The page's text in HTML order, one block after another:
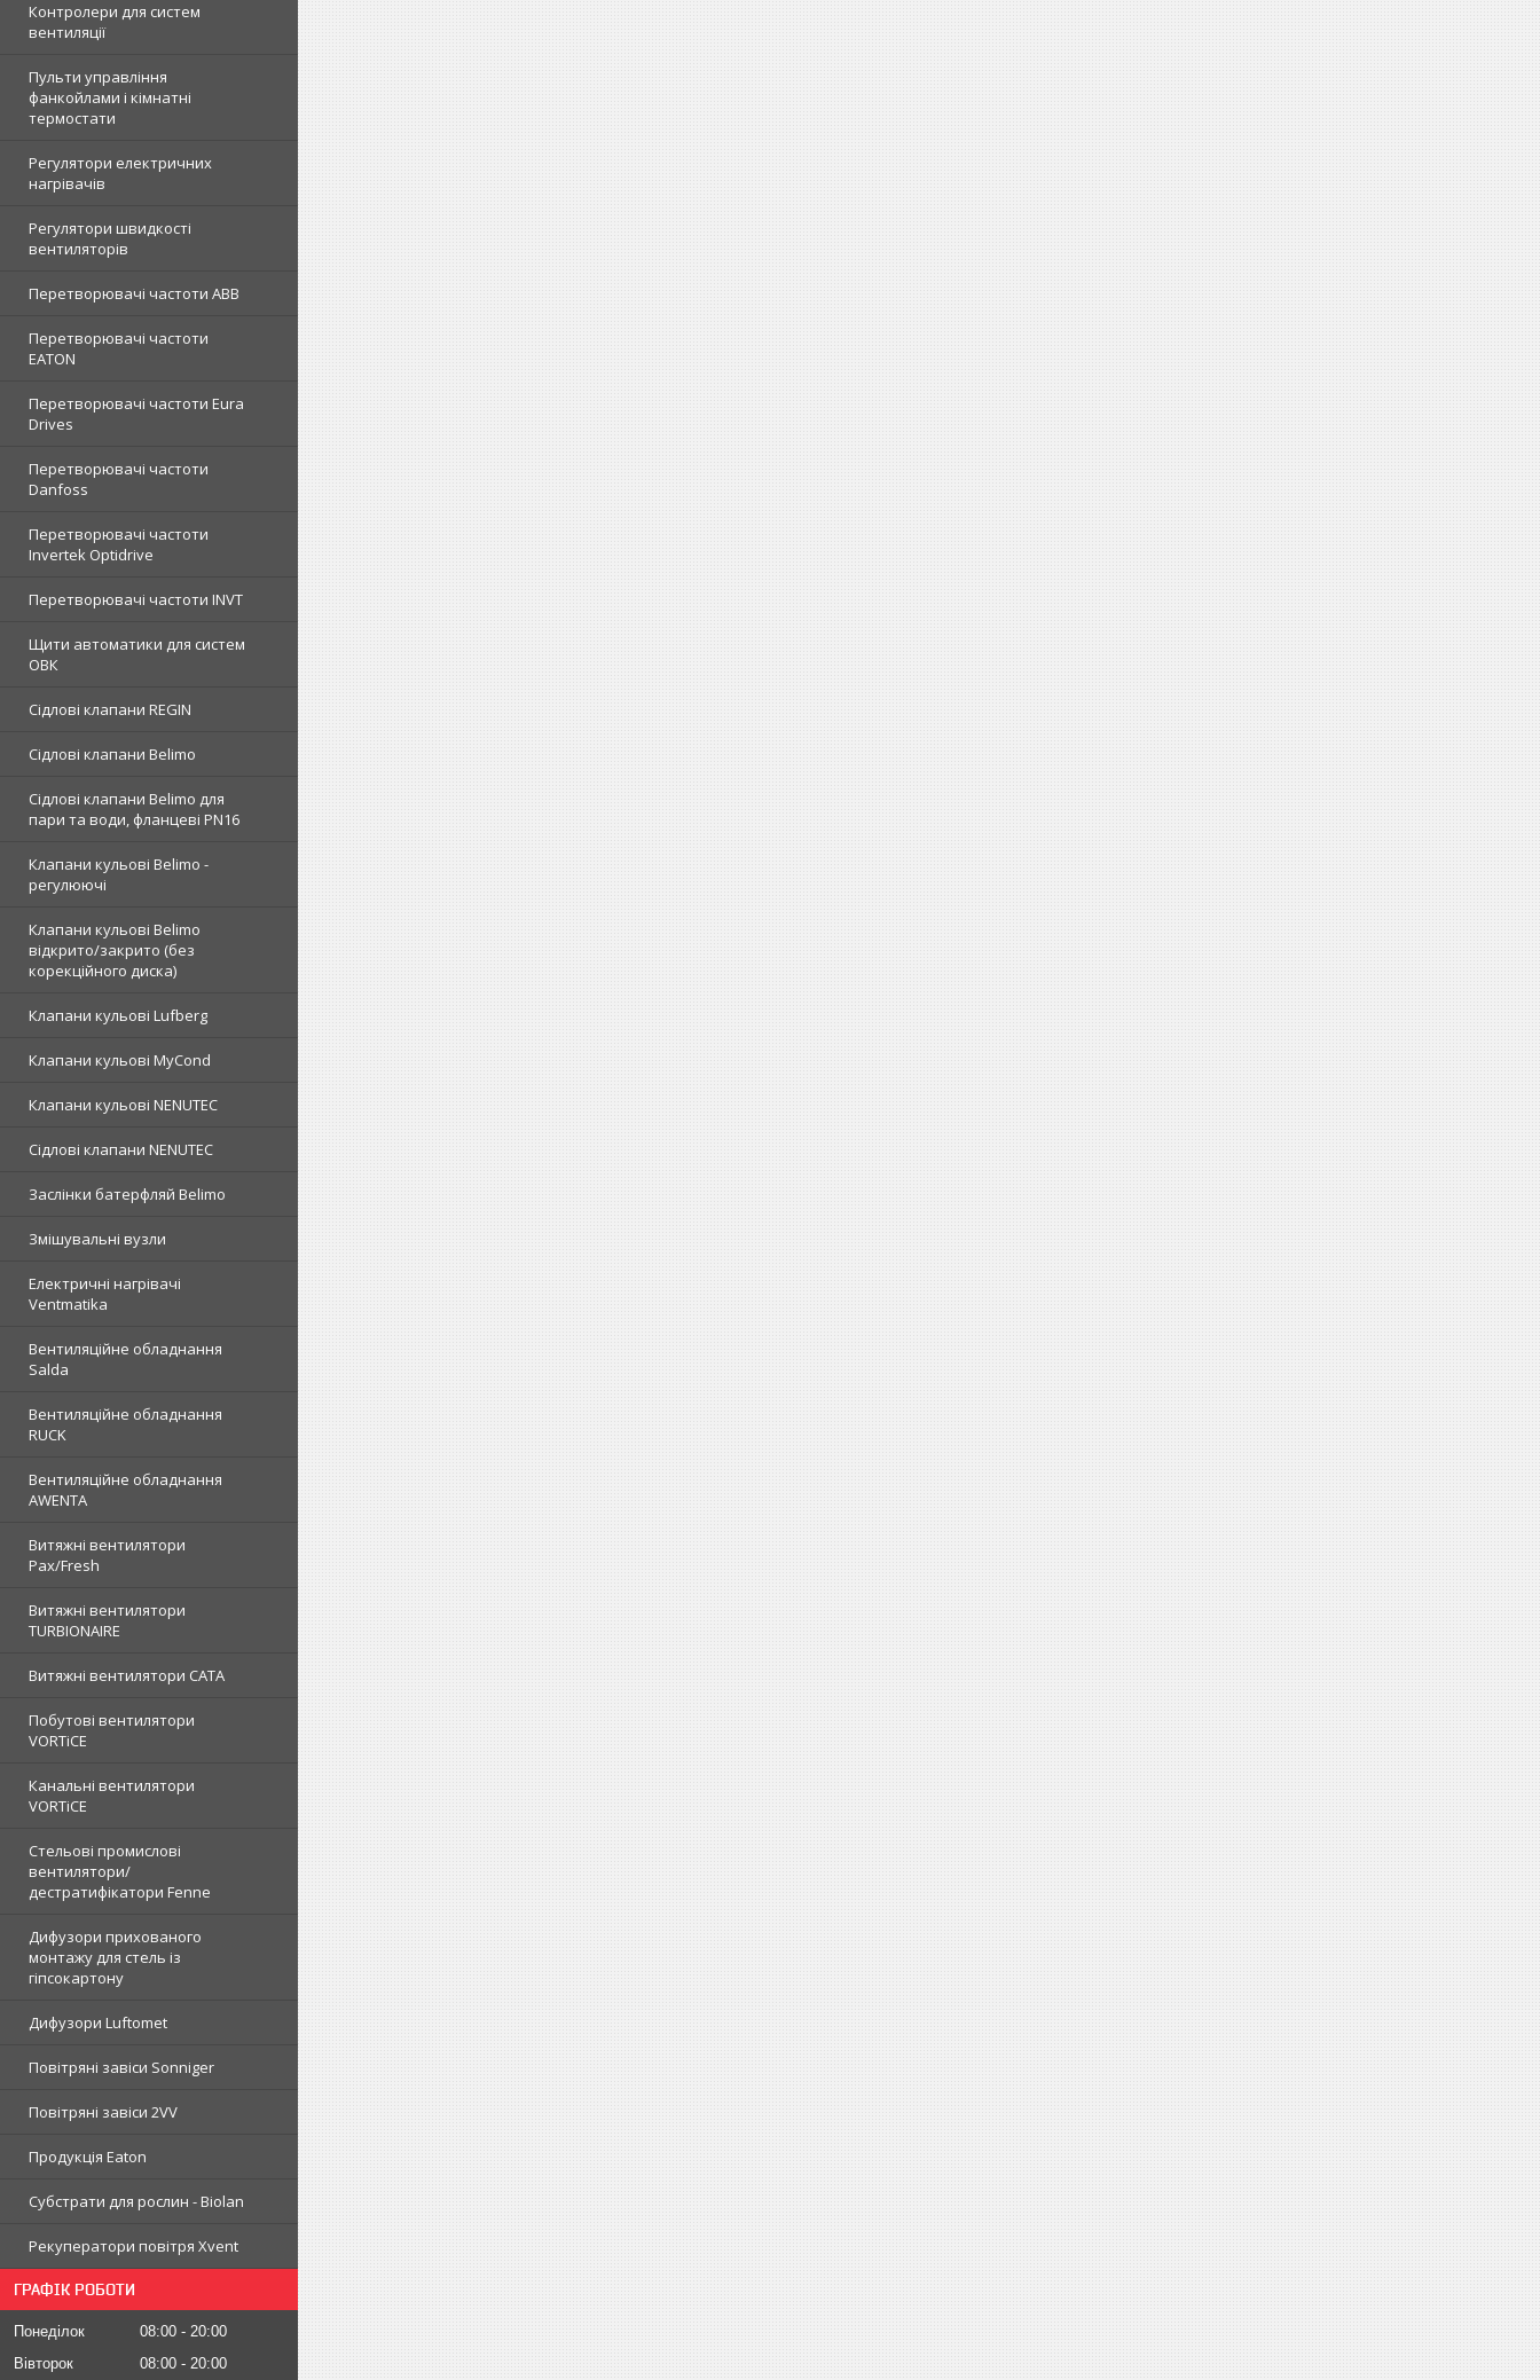
Контролери для систем
вентиляції
Пульти управління
фанкойлами і кімнатні
термостати
Регулятори електричних
нагрівачів
Регулятори швидкості
вентиляторів
Перетворювачі частоти ABB
Перетворювачі частоти
EATON
Перетворювачі частоти Eura
Drives
Перетворювачі частоти
Danfoss
Перетворювачі частоти
Invertek Optidrive
Перетворювачі частоти INVT
Щити автоматики для систем
ОВК
Сідлові клапани REGIN
Сідлові клапани Belimo
Сідлові клапани Belimo для
пари та води, фланцеві PN16
Клапани кульові Belimo -
регулюючі
Клапани кульові Belimo
відкрито/закрито (без
корекційного диска)
Клапани кульові Lufberg
Клапани кульові MyCond
Клапани кульові NENUTEC
Сідлові клапани NENUTEC
Заслінки батерфляй Belimo
Змішувальні вузли
Електричні нагрівачі
Ventmatika
Вентиляційне обладнання
Salda
Вентиляційне обладнання
RUCK
Вентиляційне обладнання
AWENTA
Витяжні вентилятори
Pax/Fresh
Витяжні вентилятори
TURBIONAIRE
Витяжні вентилятори CATA
Побутові вентилятори
VORTiCE
Канальні вентилятори
VORTiCE
Стельові промислові
вентилятори/
дестратифікатори Fenne
Дифузори прихованого
монтажу для стель із
гіпсокартону
Дифузори Luftomet
Повітряні завіси Sonniger
Повітряні завіси 2VV
Продукція Eaton
Субстрати для рослин - Biolan
Рекуператори повітря Xvent
ГРАФІК РОБОТИ
Понеділок 08:00
20:00
Вівторок
08:00 20:00